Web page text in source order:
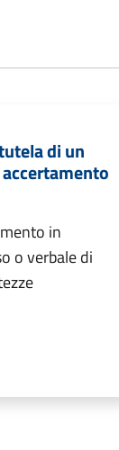
di un
in
o verbale di